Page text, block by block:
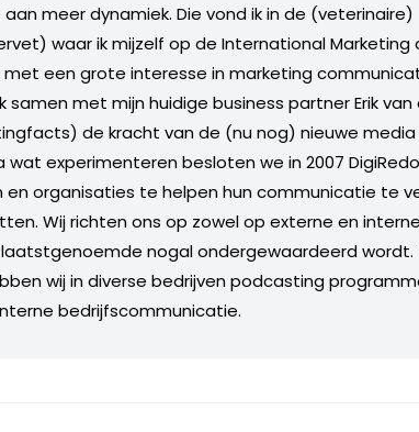
meer dynamiek. Die vond ik in de (veterinaire)
waar ik mijzelf op de International Marketing
een grote interesse in marketing
met mijn huidige business partner Erik van
de kracht van de (nu nog) nieuwe
experimenteren besloten we in 2007
en organisaties te helpen hun communicatie te
Wij richten ons op zowel op externe en interne
nogal ondergewaardeerd wordt.
wij in diverse bedrijven podcasting
bedrijfscommunicatie.